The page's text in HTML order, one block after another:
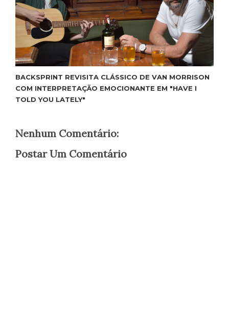
BACKSPRINT REVISITA CLÁSSICO DE VAN MORRISON
COM INTERPRETAÇÃO EMOCIONANTE EM "HAVE I
TOLD YOU LATELY"
Nenhum Comentário:
Postar Um Comentário